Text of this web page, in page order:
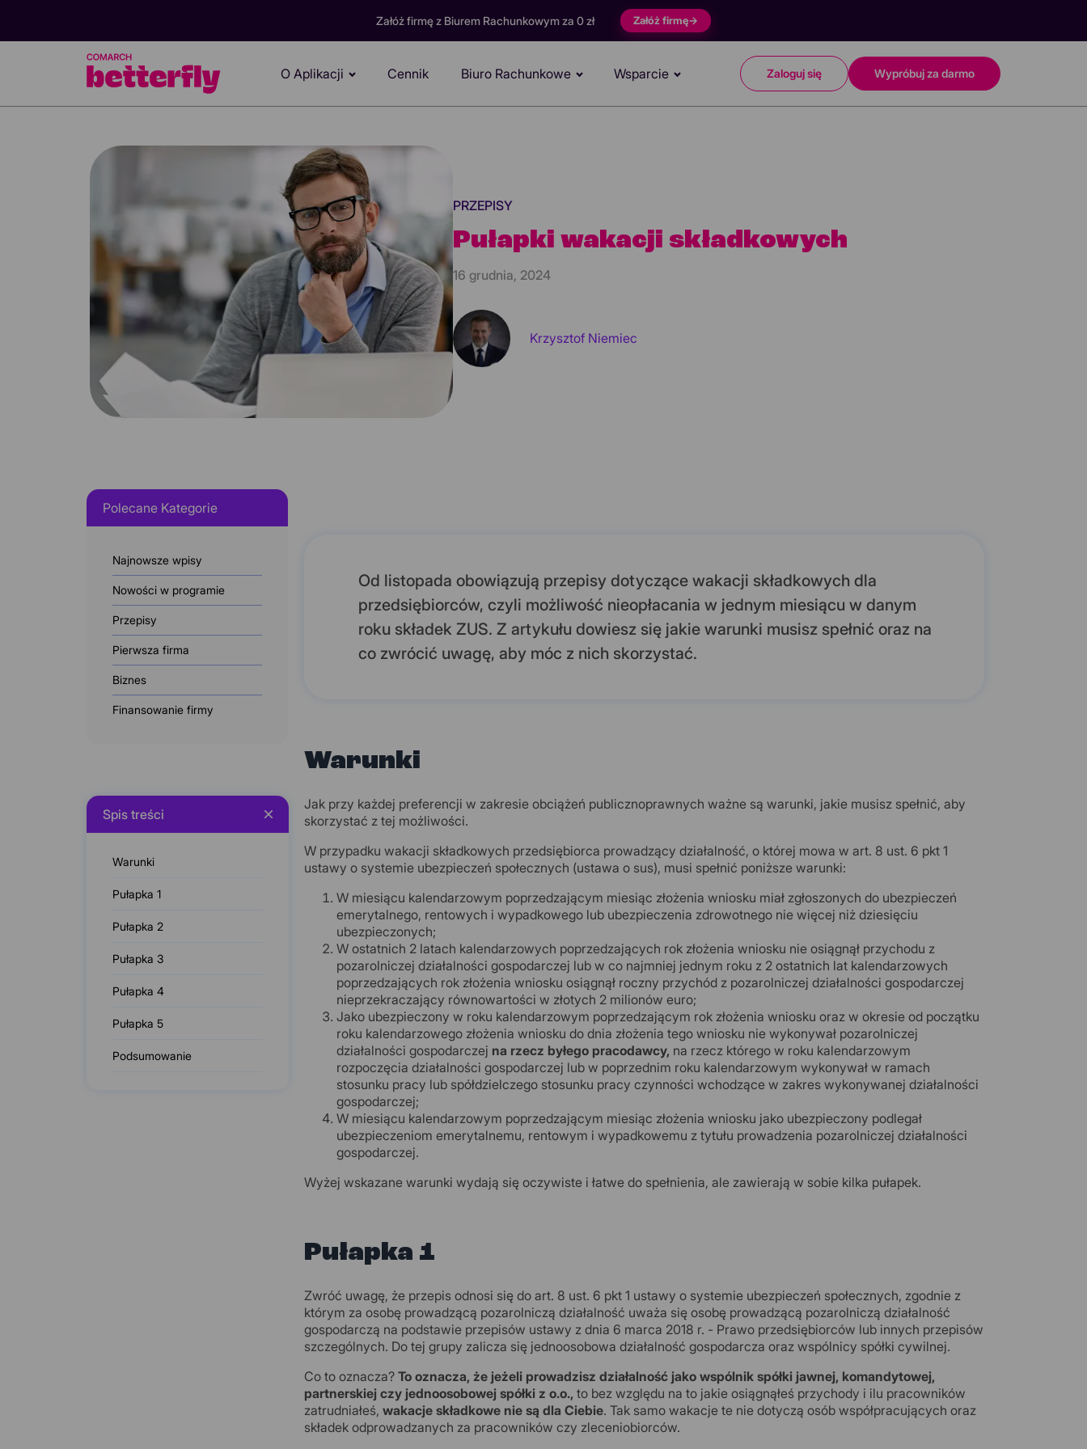
Załóż firmę z Biurem Rachunkowym za 0 zł Załóż firmę→
O Aplikacji Cennik Biuro Rachunkowe Wsparcie Zaloguj się Wypróbuj za darmo
PRZEPISY
Pułapki wakacji składkowych
16 grudnia, 2024
Krzysztof Niemiec
Polecane Kategorie
Najnowsze wpisy
Nowości w programie
Przepisy
Pierwsza firma
Biznes
Finansowanie firmy
Spis treści
Warunki
Pułapka 1
Pułapka 2
Pułapka 3
Pułapka 4
Pułapka 5
Podsumowanie
Od listopada obowiązują przepisy dotyczące wakacji składkowych dla
przedsiębiorców, czyli możliwość nieopłacania w jednym miesiącu w danym
roku składek ZUS. Z artykułu dowiesz się jakie warunki musisz spełnić oraz na
co zwrócić uwagę, aby móc z nich skorzystać.
Warunki
Jak przy każdej preferencji w zakresie obciążeń publicznoprawnych ważne są warunki, jakie musisz spełnić, aby
skorzystać z tej możliwości.
W przypadku wakacji składkowych przedsiębiorca prowadzący działalność, o której mowa w art. 8 ust. 6 pkt 1
ustawy o systemie ubezpieczeń społecznych (ustawa o sus), musi spełnić poniższe warunki:
W miesiącu kalendarzowym poprzedzającym miesiąc złożenia wniosku miał zgłoszonych do ubezpieczeń
emerytalnego, rentowych i wypadkowego lub ubezpieczenia zdrowotnego nie więcej niż dziesięciu
ubezpieczonych;
W ostatnich 2 latach kalendarzowych poprzedzających rok złożenia wniosku nie osiągnął przychodu z
pozarolniczej działalności gospodarczej lub w co najmniej jednym roku z 2 ostatnich lat kalendarzowych
poprzedzających rok złożenia wniosku osiągnął roczny przychód z pozarolniczej działalności gospodarczej
nieprzekraczający równowartości w złotych 2 milionów euro;
Jako ubezpieczony w roku kalendarzowym poprzedzającym rok złożenia wniosku oraz w okresie od początku
roku kalendarzowego złożenia wniosku do dnia złożenia tego wniosku nie wykonywał pozarolniczej
działalności gospodarczej na rzecz byłego pracodawcy, na rzecz którego w roku kalendarzowym
rozpoczęcia działalności gospodarczej lub w poprzednim roku kalendarzowym wykonywał w ramach
stosunku pracy lub spółdzielczego stosunku pracy czynności wchodzące w zakres wykonywanej działalności
gospodarczej;
W miesiącu kalendarzowym poprzedzającym miesiąc złożenia wniosku jako ubezpieczony podlegał
ubezpieczeniom emerytalnemu, rentowym i wypadkowemu z tytułu prowadzenia pozarolniczej działalności
gospodarczej.
Wyżej wskazane warunki wydają się oczywiste i łatwe do spełnienia, ale zawierają w sobie kilka pułapek.
Pułapka 1
Zwróć uwagę, że przepis odnosi się do art. 8 ust. 6 pkt 1 ustawy o systemie ubezpieczeń społecznych, zgodnie z
którym za osobę prowadzącą pozarolniczą działalność uważa się osobę prowadzącą pozarolniczą działalność
gospodarczą na podstawie przepisów ustawy z dnia 6 marca 2018 r. - Prawo przedsiębiorców lub innych przepisów
szczególnych. Do tej grupy zalicza się jednoosobowa działalność gospodarcza oraz wspólnicy spółki cywilnej.
Co to oznacza? To oznacza, że jeżeli prowadzisz działalność jako wspólnik spółki jawnej, komandytowej,
partnerskiej czy jednoosobowej spółki z o.o., to bez względu na to jakie osiągnąłeś przychody i ilu pracowników
zatrudniałeś, wakacje składkowe nie są dla Ciebie. Tak samo wakacje te nie dotyczą osób współpracujących oraz
składek odprowadzanych za pracowników czy zleceniobiorców.